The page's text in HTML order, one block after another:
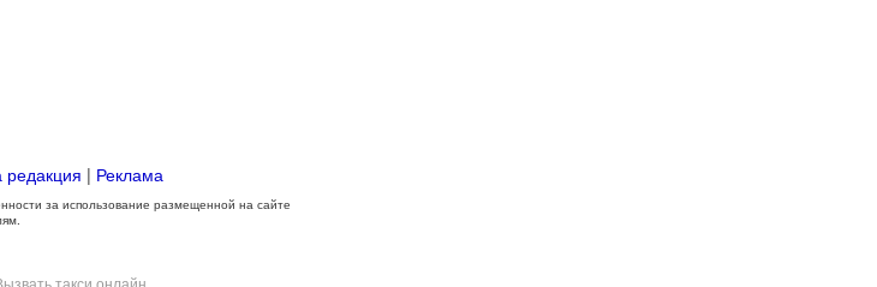
| Реклама
за использование размещенной на сайте